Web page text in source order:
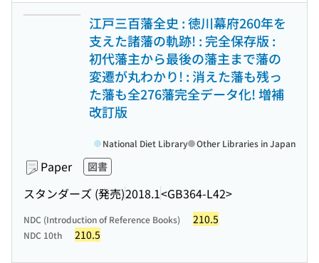
江戸三百藩全史 : 徳川幕府260年を
支えた諸藩の軌跡! : 完全保存版 :
初代藩主から最後の藩主まで藩の
変遷が丸わかり! : 消えた藩も残っ
た藩も全276藩完全データ化! 増補
改訂版
Paper 図書
スタンダーズ (発売)2018.1<GB364-L42>
National Diet Library Other Libraries in Japan
NDC (Introduction of Reference Books) 210.5
NDC 10th 210.5